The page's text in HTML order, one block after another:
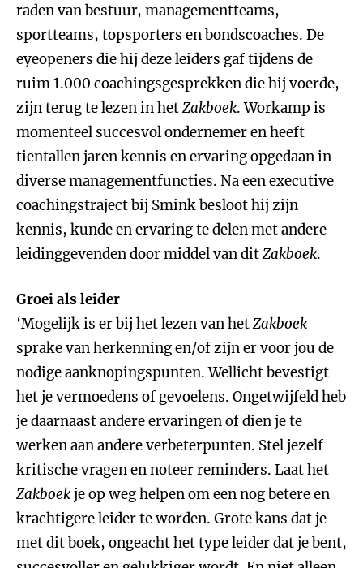
raden van bestuur, managementteams,
sportteams, topsporters en bondscoaches. De
eyeopeners die hij deze leiders gaf tijdens de
ruim 1.000 coachingsgesprekken die hij voerde,
zijn terug te lezen in hetZakboek. Workamp is
momenteel succesvol ondernemer en heeft
tientallen jaren kennis en ervaring opgedaan in
diverse managementfuncties. Na een executive
coachingstraject bij Smink besloot hij zijn
kennis, kunde en ervaring te delen met andere
leidinggevenden door middel van ditZakboek.
Groei als leider
‘Mogelijk is er bij het lezen van hetZakboek
sprake van herkenning en/of zijn er voor jou de
nodige aanknopingspunten. Wellicht bevestigt
het je vermoedens of gevoelens. Ongetwijfeld heb
je daarnaast andere ervaringen of dien je te
werken aan andere verbeterpunten. Stel jezelf
kritische vragen en noteer reminders. Laat het
Zakboekje op weg helpen om een nog betere en
krachtigere leider te worden. Grote kans dat je
met dit boek, ongeacht het type leider dat je bent,